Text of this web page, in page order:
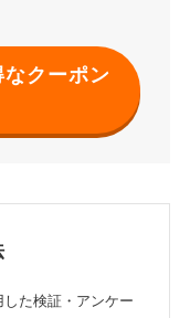
クーポン
た検証・アンケー